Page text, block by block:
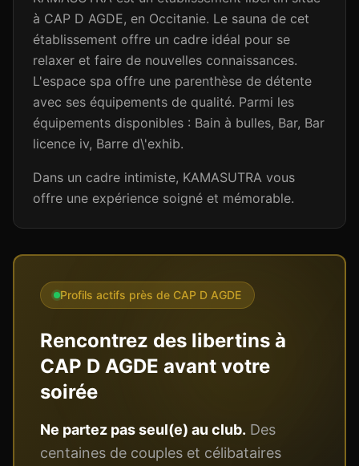
à CAP D AGDE, en Occitanie. Le sauna de cet
établissement offre un cadre idéal pour se
relaxer et faire de nouvelles connaissances.
L'espace spa offre une parenthèse de détente
avec ses équipements de qualité. Parmi les
équipements disponibles : Bain à bulles, Bar, Bar
licence iv, Barre d\'exhib.
Dans un cadre intimiste, KAMASUTRA vous
offre une expérience soigné et mémorable.
Profils actifs près de CAP D AGDE
Rencontrez des libertins à
CAP D AGDE avant votre
soirée
Ne partez pas seul(e) au club. Des
centaines de couples et célibataires